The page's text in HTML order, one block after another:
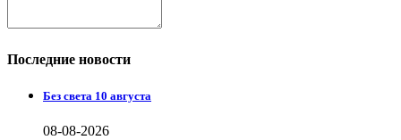
Последние новости
Без света 10 августа
08-08-2026